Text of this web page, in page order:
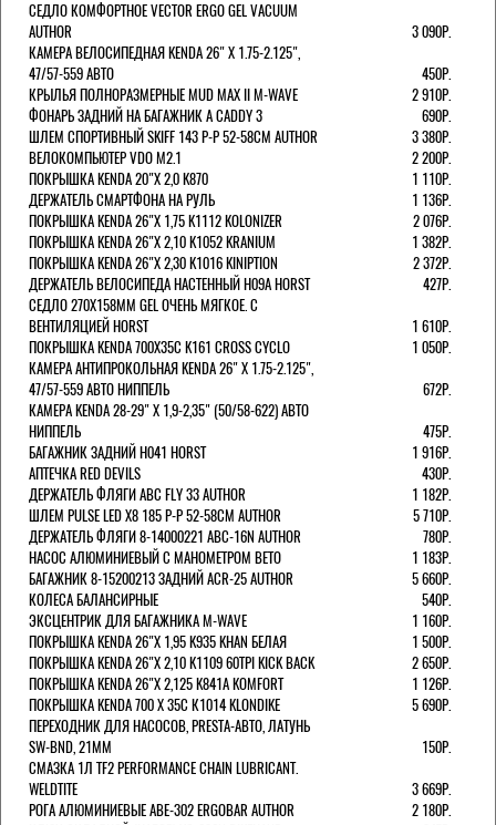
СЕДЛО КОМФОРТНОЕ VECTOR ERGO GEL VACUUM
AUTHOR
3 090Р.
КАМЕРА ВЕЛОСИПЕДНАЯ KENDA 26" Х 1.75-2.125",
47/57-559 АВТО
450Р.
КРЫЛЬЯ ПОЛНОРАЗМЕРНЫЕ MUD MAX II M-WAVE
2 910Р.
ФОНАРЬ ЗАДНИЙ НА БАГАЖНИК A CADDY 3
690Р.
ШЛЕМ СПОРТИВНЫЙ SKIFF 143 Р-Р 52-58СМ AUTHOR
3 380Р.
ВЕЛОКОМПЬЮТЕР VDO M2.1
2 200Р.
ПОКРЫШКА KENDA 20"Х 2,0 K870
1 110Р.
ДЕРЖАТЕЛЬ СМАРТФОНА НА РУЛЬ
1 136Р.
ПОКРЫШКА KENDA 26"Х 1,75 K1112 KOLONIZER
2 076Р.
ПОКРЫШКА KENDA 26"Х 2,10 K1052 KRANIUM
1 382Р.
ПОКРЫШКА KENDA 26"Х 2,30 K1016 KINIPTION
2 372Р.
ДЕРЖАТЕЛЬ ВЕЛОСИПЕДА НАСТЕННЫЙ H09A HORST
427Р.
СЕДЛО 270Х158ММ GEL ОЧЕНЬ МЯГКОЕ. С
ВЕНТИЛЯЦИЕЙ HORST
1 610Р.
ПОКРЫШКА KENDA 700Х35С K161 CROSS CYCLO
1 050Р.
КАМЕРА АНТИПРОКОЛЬНАЯ KENDA 26" Х 1.75-2.125",
47/57-559 АВТО НИППЕЛЬ
672Р.
КАМЕРА KENDA 28-29" Х 1,9-2,35" (50/58-622) АВТО
НИППЕЛЬ
475Р.
БАГАЖНИК ЗАДНИЙ H041 HORST
1 916Р.
АПТЕЧКА RED DEVILS
430Р.
ДЕРЖАТЕЛЬ ФЛЯГИ АВС FLY 33 AUTHOR
1 182Р.
ШЛЕМ PULSE LED X8 185 Р-Р 52-58СМ AUTHOR
5 710Р.
ДЕРЖАТЕЛЬ ФЛЯГИ 8-14000221 ABC-16N AUTHOR
780Р.
НАСОС АЛЮМИНИЕВЫЙ С МАНОМЕТРОМ BETO
1 183Р.
БАГАЖНИК 8-15200213 ЗАДНИЙ ACR-25 AUTHOR
5 660Р.
КОЛЕСА БАЛАНСИРНЫЕ
540Р.
ЭКСЦЕНТРИК ДЛЯ БАГАЖНИКА M-WAVE
1 160Р.
ПОКРЫШКА KENDA 26"Х 1,95 K935 KHAN БЕЛАЯ
1 500Р.
ПОКРЫШКА KENDA 26"Х 2,10 K1109 60TPI KICK BACK
2 650Р.
ПОКРЫШКА KENDA 26"Х 2,125 K841A KOMFORT
1 126Р.
ПОКРЫШКА KENDA 700 Х 35С К1014 KLONDIKE
5 690Р.
ПЕРЕХОДНИК ДЛЯ НАСОСОВ, PRESTA-АВТО, ЛАТУНЬ
SW-BND, 21ММ
150Р.
СМАЗКА 1Л TF2 PERFORMANCE CHAIN LUBRICANT.
WELDTITE
3 669Р.
РОГА АЛЮМИНИЕВЫЕ ABE-302 ERGOBAR AUTHOR
2 180Р.